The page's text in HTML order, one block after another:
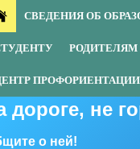
дороге, не
о ней!
СВЕДЕНИЯ ОБ
РОДИТЕЛЯМ
ПРОФОРИЕНТАЦИИ